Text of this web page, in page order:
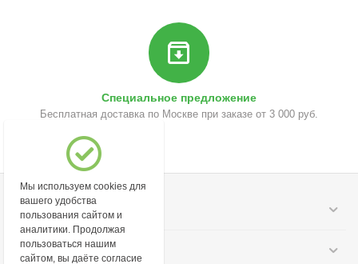
Специальное предложение
Бесплатная доставка по Москве при заказе от 3 000 руб.
Моя учетная запись
Информация
Мы используем cookies для
вашего удобства
пользования сайтом и
аналитики. Продолжая
пользоваться нашим
сайтом, вы даёте согласие